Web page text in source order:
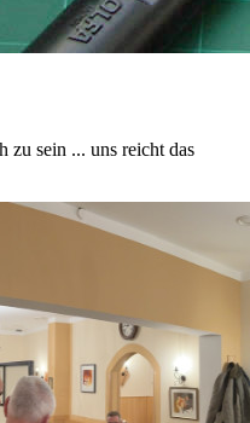
zu sein ... uns reicht das